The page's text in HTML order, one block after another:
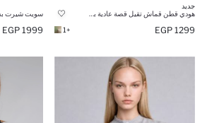
جديد
1299 EGP
+1
1999 EGP